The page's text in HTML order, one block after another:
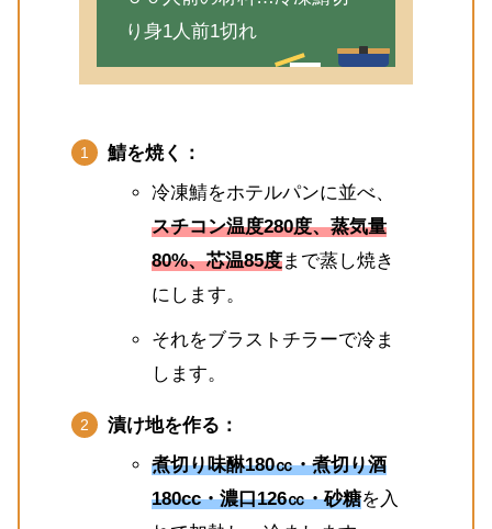
り身1人前1切れ
鯖を焼く：
冷凍鯖をホテルパンに並べ、
スチコン温度280度、蒸気量
80%、芯温85度まで蒸し焼き
にします。
それをブラストチラーで冷ま
します。
漬け地を作る：
煮切り味醂180㏄・煮切り酒
180cc・濃口126㏄・砂糖を入